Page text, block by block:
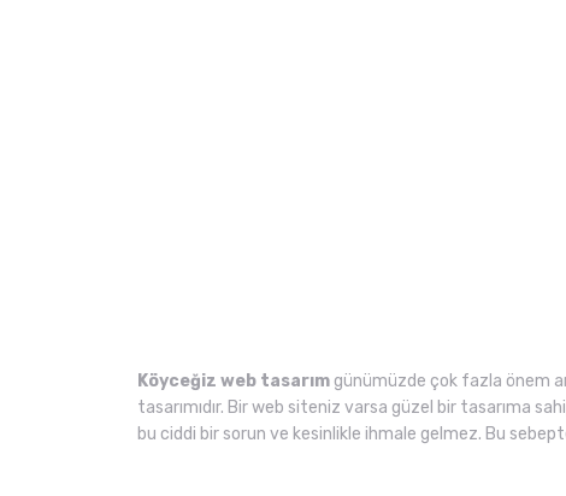
Köyceğiz web tasarım günümüzde çok fazla önem
tasarımıdır. Bir web siteniz varsa güzel bir tasarıma
bu ciddi bir sorun ve kesinlikle ihmale gelmez. Bu